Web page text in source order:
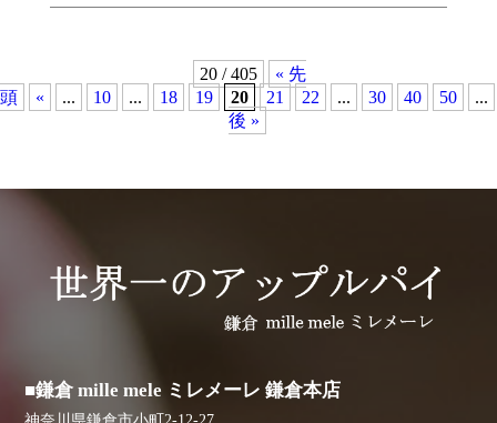
20 / 405
« 先
頭
« ... 10 ... 18 19 20 21 22 ... 30 40 50
...
後 »
■鎌倉 mille mele ミレメーレ 鎌倉本店